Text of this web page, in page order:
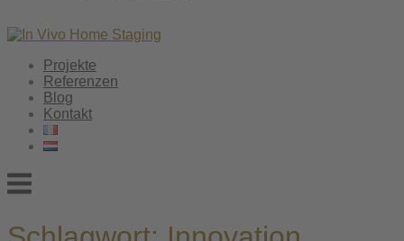
Projekte
Referenzen
Blog
Kontakt
Menu